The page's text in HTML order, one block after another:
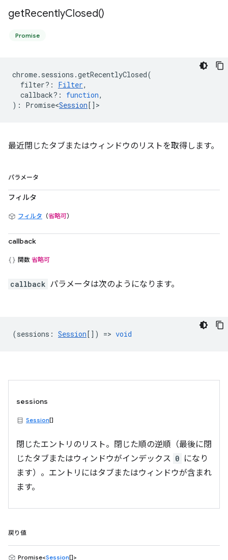
getRecentlyClosed()
Promise
chrome. sessions .getRecentlyClosed(
filter? : Filter,
callback? : function,
) : Promise<Session[] >
最近閉じたタブまたはウィンドウのリストを取得します。
パラメータ
フィルタ
フィルタ （省略可）
callback
関数 省略可
callback パラメータは次のようになります。
(sessions : Session[]) => void
sessions
Session[]
閉じたエントリのリスト。閉じた順の逆順（最後に閉
じたタブまたはウィンドウがインデックス 0 になり
ます）。エントリにはタブまたはウィンドウが含まれ
ます。
戻り値
Promise<Session[]>